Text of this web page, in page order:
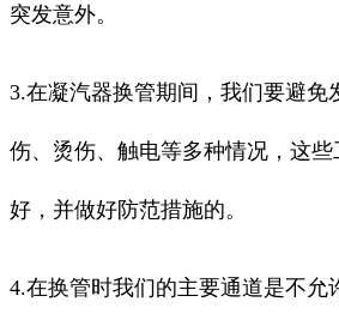
突发意外。
3.在凝汽器换管期间，我们要避免
伤、烫伤、触电等多种情况，这
好，并做好防范措施的。
4.在换管时我们的主要通道是不允